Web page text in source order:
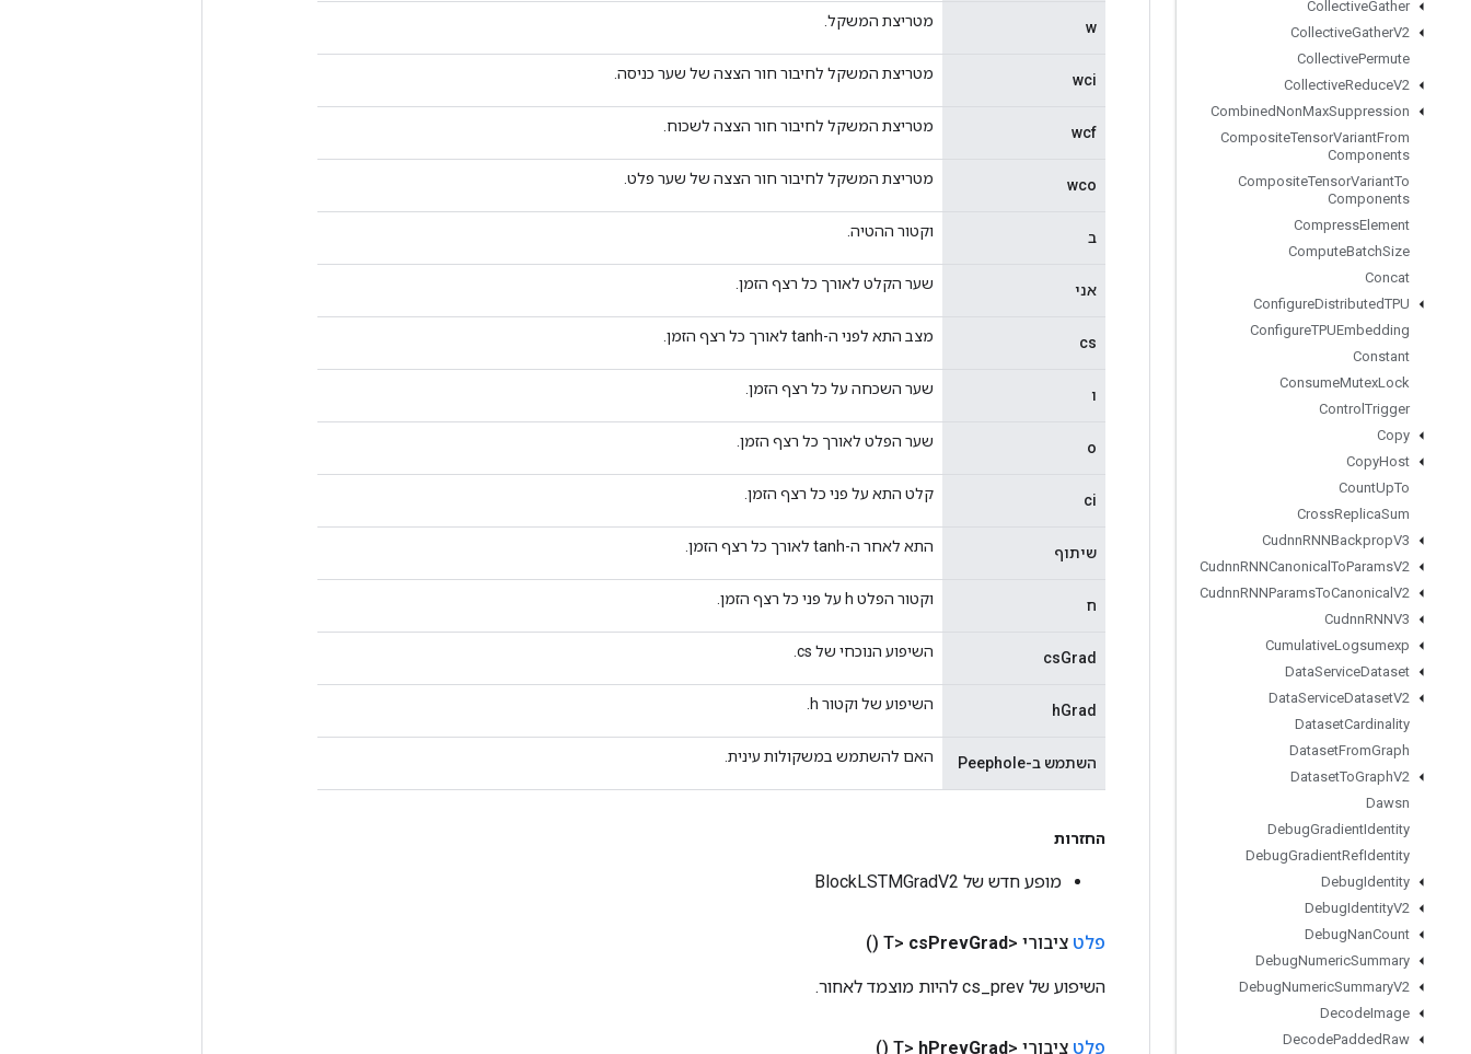
CollectiveGather
CollectiveGatherV2
CollectivePermute
CollectiveReduceV2
CombinedNonMaxSuppression
CompositeTensorVariantFrom
Components
CompositeTensorVariantTo
Components
CompressElement
ComputeBatchSize
Concat
ConfigureDistributedTPU
ConfigureTPUEmbedding
Constant
ConsumeMutexLock
Control Trigger
Copy
CopyHost
CountUpTo
CrossReplicaSum
CudnnRNNBackpropV3
CudnnRNNCanonical ToParamsV2
CudnnRNNParamsToCanonical V2
CudnnRNNV3
CumulativeLogsumexp
DataServiceDataset
DataServiceDatasetV2
DatasetCardinality
DatasetFromGraph
DatasetToGraphV2
Dawsn
DebugGradientIdentity
DebugGradientRefIdentity
DebugIdentity
DebugIdentityV2
DebugNanCount
DebugNumericSummary
DebugNumericSummaryV2
DecodeImage
DecodePaddedRaw
w מטריצת המשקל.
wci מטריצת המשקל לחיבור חור הצצה של שער כניסה.
wcf מטריצת המשקל לחיבור חור הצצה לשכוח.
wco מטריצת המשקל לחיבור חור הצצה של שער פלט.
ב וקטור ההטיה.
אני שער הקלט לאורך כל רצף הזמן.
cs מצב התא לפני ה-tanh לאורך כל רצף הזמן.
ו שער השכחה על כל רצף הזמן.
o שער הפלט לאורך כל רצף הזמן.
ci קלט התא על פני כל רצף הזמן.
שיתוף התא לאחר ה-tanh לאורך כל רצף הזמן.
ח וקטור הפלט h על פני כל רצף הזמן.
csGrad השיפוע הנוכחי של cs.
hGrad השיפוע של וקטור h.
השתמש ב-Peephole האם להשתמש במשקולות עינית.
החזרות
מופע חדש של BlockLSTMGradV2
פלט ציבורי <T> csPrevGrad
()
השיפוע של cs_prev להיות מוצמד לאחור.
פלט ציבורי <T> hPrevGrad
()